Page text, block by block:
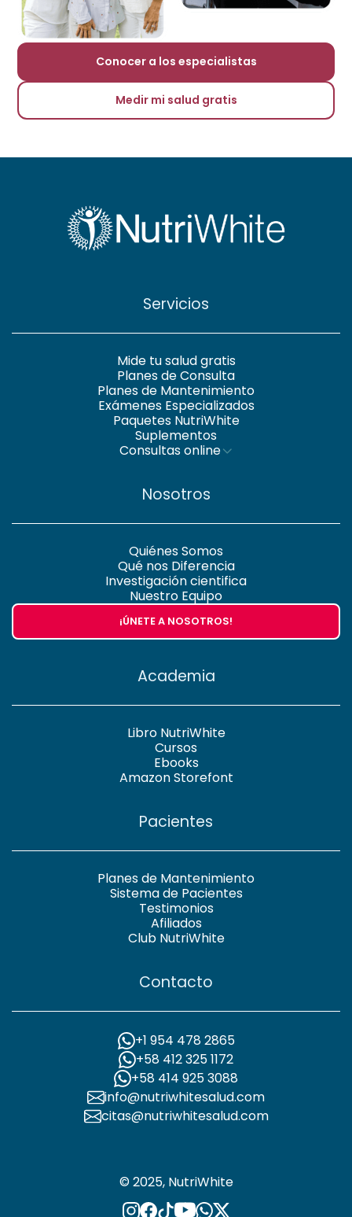
Conocer a los especialistas
Medir mi salud gratis
Servicios
Mide tu salud gratis
Planes de Consulta
Planes de Mantenimiento
Exámenes Especializados
Paquetes NutriWhite
Suplementos
Consultas online
Nosotros
Quiénes Somos
Qué nos Diferencia
Investigación cientifica
Nuestro Equipo
¡ÚNETE A NOSOTROS!
Academia
Libro NutriWhite
Cursos
Ebooks
Amazon Storefont
Pacientes
Planes de Mantenimiento
Sistema de Pacientes
Testimonios
Afiliados
Club NutriWhite
Contacto
+1 954 478 2865
+58 412 325 1172
+58 414 925 3088
info@nutriwhitesalud.com
citas@nutriwhitesalud.com
© 2025, NutriWhite